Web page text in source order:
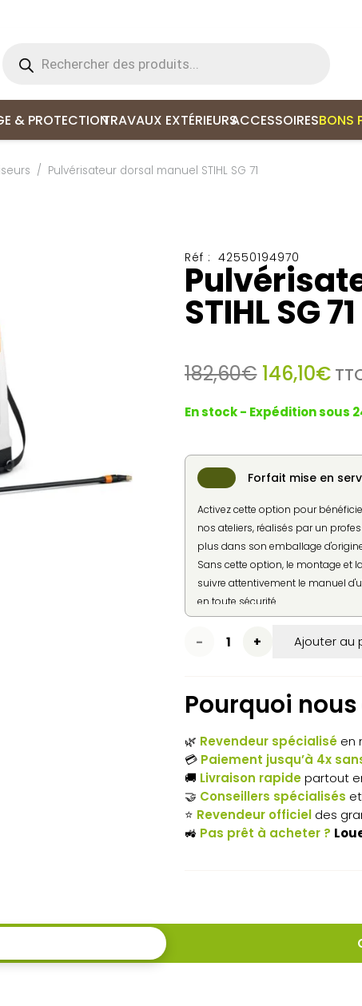
produits
& PROTECTIONTRAVAUX EXTÉRIEURSACCESSOIRESBONS
/ Pulvérisateur dorsal manuel STIHL SG 71
Réf : 42550194970
STIHL SG 71
182,60€ Le
prix
initial
était :
146,10€Le
En stock - Expédition sous
Forfait mise en
Activez cette option pour
nos ateliers, réalisés par un
plus dans son emballage
Sans cette option, le montage et
suivre attentivement le manuel
en toute sécurité.
quantité
Pulvérisateur
manuel
STIHL
SG 71
Ajouter au
Pourquoi
🌿 Revendeur spécialiséen
💳 Paiement jusqu’à 4x
🚚 Livraison rapidepartout
🤝 Conseillers spécialisés
⭐ Revendeur officieldes
🚜 Pas prêt à acheter ?